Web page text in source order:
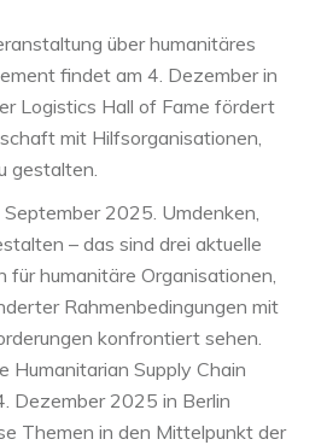
über humanitäres
findet am 4. Dezember in
Logistics Hall of Fame fördert
mit Hilfsorganisationen,
gestalten.
2025. Umdenken,
– das sind drei aktuelle
humanitäre Organisationen,
Rahmenbedingungen mit
konfrontiert sehen.
Humanitarian Supply Chain
Dezember 2025 in Berlin
Themen in den Mittelpunkt der